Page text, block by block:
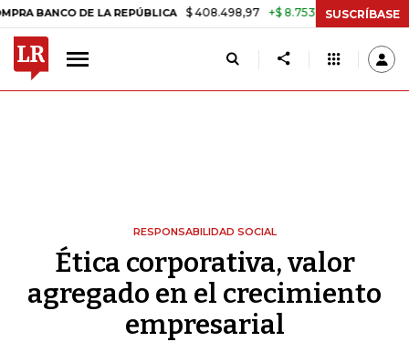
DE LA REPÚBLICA $ 408.498,97 +$ 8.753,81 +2,19% TASA DE
SUSCRÍBASE
RESPONSABILIDAD SOCIAL
Ética corporativa, valor
agregado en el crecimiento
empresarial